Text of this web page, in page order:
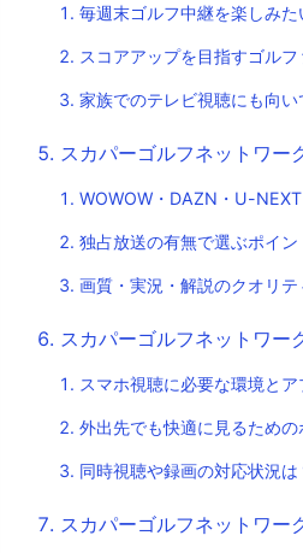
毎週末ゴルフ中継を楽しみ
スコアアップを目指すゴル
家族でのテレビ視聴にも向い
スカパーゴルフネットワー
WOWOW・DAZN・U-
独占放送の有無で選ぶポイン
画質・実況・解説のクオリテ
スカパーゴルフネットワー
スマホ視聴に必要な環境とア
外出先でも快適に見るための
同時視聴や録画の対応状況は
スカパーゴルフネットワー